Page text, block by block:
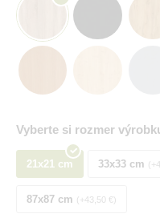
Vyberte si rozmer
21x21 cm 33x33 cm
87x87 cm +43,50 €